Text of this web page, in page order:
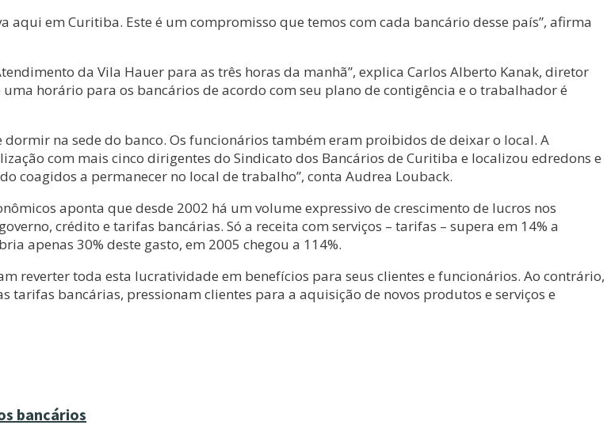
aqui em Curitiba. Este é um compromisso que temos com cada bancário desse país”, afirma
da Vila Hauer para as três horas da manhã”, explica Carlos Alberto Kanak, diretor
horário para os bancários de acordo com seu plano de contigência e o trabalhador é
na sede do banco. Os funcionários também eram proibidos de deixar o local. A
com mais cinco dirigentes do Sindicato dos Bancários de Curitiba e localizou edredons e
coagidos a permanecer no local de trabalho”, conta Audrea Louback.
aponta que desde 2002 há um volume expressivo de crescimento de lucros nos
crédito e tarifas bancárias. Só a receita com serviços – tarifas – supera em 14% a
apenas 30% deste gasto, em 2005 chegou a 114%.
reverter toda esta lucratividade em benefícios para seus clientes e funcionários. Ao contrário,
bancárias, pressionam clientes para a aquisição de novos produtos e serviços e
bancários